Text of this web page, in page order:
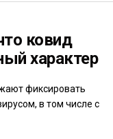
ковид
характер
фиксировать
в том числе с